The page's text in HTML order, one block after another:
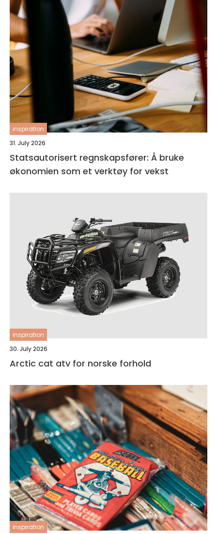
inspiration
31. July 2026
Statsautorisert regnskapsfører: Å bruke
økonomien som et verktøy for vekst
inspiration
30. July 2026
Arctic cat atv for norske forhold
inspiration